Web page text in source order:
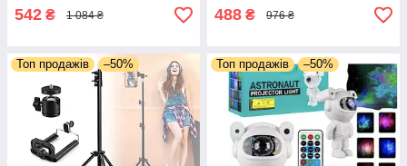
542 ₴ 1 084 ₴ 488 ₴ 976 ₴
Топ продажів –50% Топ продажів –50%